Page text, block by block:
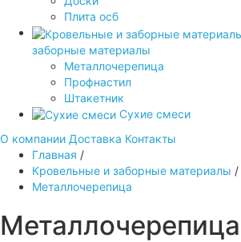
Плита осб
заборные материалы
Металлочерепица
Профнастил
Штакетник
Сухие смеси
О компании Доставка Контакты
Главная /
Кровельные и заборные материалы /
Металлочерепица
Металлочерепица